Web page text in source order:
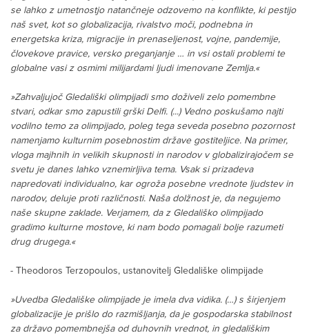
se lahko z umetnostjo natančneje odzovemo na konflikte, ki pestijo
naš svet, kot so globalizacija, rivalstvo moči, podnebna in
energetska kriza, migracije in prenaseljenost, vojne, pandemije,
človekove pravice, versko preganjanje … in vsi ostali problemi te
globalne vasi z osmimi milijardami ljudi imenovane Zemlja.«
»Zahvaljujoč Gledališki olimpijadi smo doživeli zelo pomembne
stvari, odkar smo zapustili grški Delfi. (...) Vedno poskušamo najti
vodilno temo za olimpijado, poleg tega seveda posebno pozornost
namenjamo kulturnim posebnostim države gostiteljice. Na primer,
vloga majhnih in velikih skupnosti in narodov v globalizirajočem se
svetu je danes lahko vznemirljiva tema. Vsak si prizadeva
napredovati individualno, kar ogroža posebne vrednote ljudstev in
narodov, deluje proti različnosti. Naša dolžnost je, da negujemo
naše skupne zaklade. Verjamem, da z Gledališko olimpijado
gradimo kulturne mostove, ki nam bodo pomagali bolje razumeti
drug drugega.«
- Theodoros Terzopoulos, ustanovitelj Gledališke olimpijade
»Uvedba Gledališke olimpijade je imela dva vidika. (…) s širjenjem
globalizacije je prišlo do razmišljanja, da je gospodarska stabilnost
za državo pomembnejša od duhovnih vrednot, in gledališkim